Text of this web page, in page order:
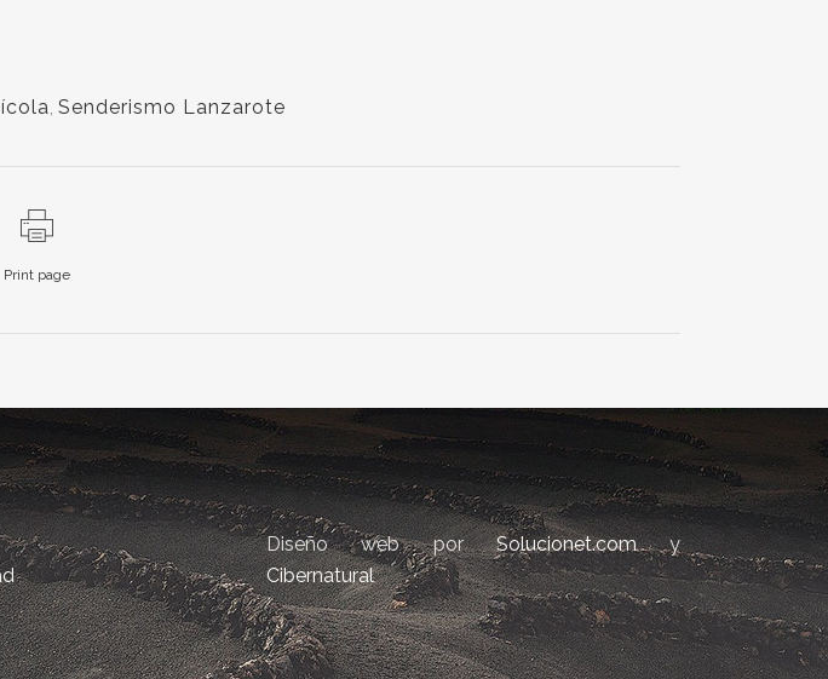
, Senderismo Lanzarote
Print page
Diseño web porSolucionet.comy
Cibernatural